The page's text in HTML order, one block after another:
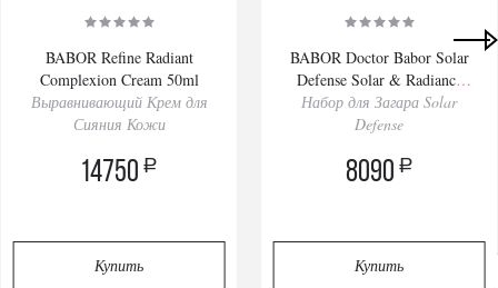
BABOR Refine Radiant
Complexion Cream 50ml
Выравнивающий Крем для
Сияния Кожи
14750 a
Купить
BABOR Doctor Babor Solar
Defense Solar & Radiance
Routine Set
Набор для Загара Solar
Defense
8090 a
КупитьPrivacy notice